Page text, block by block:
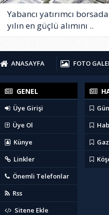
Yabancı yatırımcı
yılın en güçlü alımını ..
ANASAYFA FOTO
GENEL
Üye Girişi
Üye Ol
Künye
Linkler
Önemli Telefonlar
Rss
Sitene Ekle